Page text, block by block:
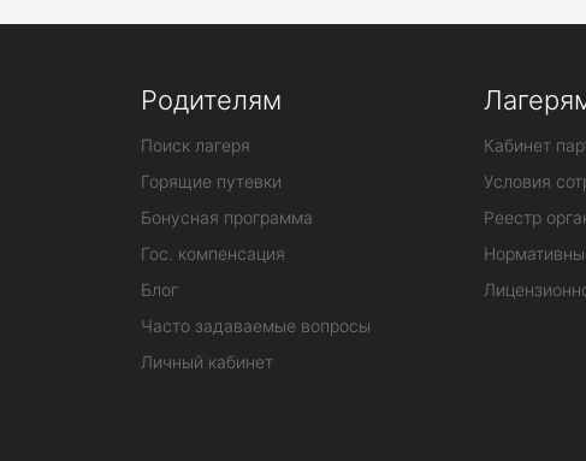
Родителям
Поиск лагеря
Горящие путевки
Бонусная программа
Гос. компенсация
Блог
Часто задаваемые вопросы
Личный кабинет
Кабинет
Условия
Реестр